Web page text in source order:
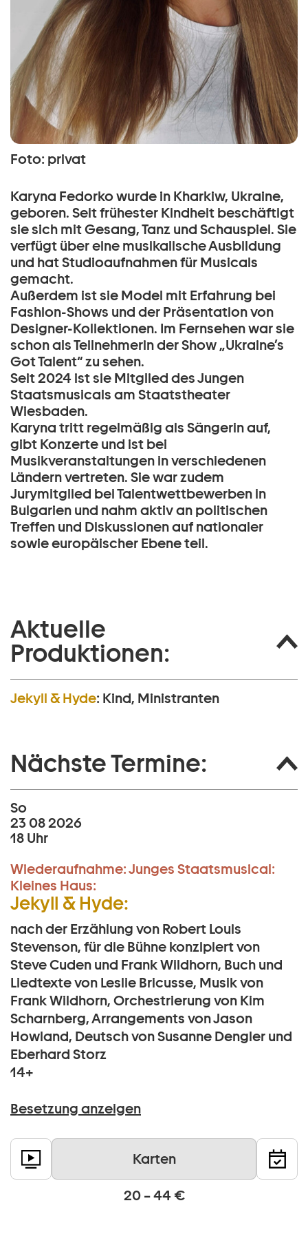
Foto: privat
Karyna Fedorko wurde in Kharkiw, Ukraine,
geboren. Seit frühester Kindheit beschäftigt
sie sich mit Gesang, Tanz und Schauspiel. Sie
verfügt über eine musikalische Ausbildung
und hat Studioaufnahmen für Musicals
gemacht.
Außerdem ist sie Model mit Erfahrung bei
Fashion-Shows und der Präsentation von
Designer-Kollektionen. Im Fernsehen war sie
schon als Teilnehmerin der Show „Ukraine’s
Got Talent“ zu sehen.
Seit 2024 ist sie Mitglied des Jungen
Staatsmusicals am Staatstheater
Wiesbaden.
Karyna tritt regelmäßig als Sängerin auf,
gibt Konzerte und ist bei
Musikveranstaltungen in verschiedenen
Ländern vertreten. Sie war zudem
Jurymitglied bei Talentwettbewerben in
Bulgarien und nahm aktiv an politischen
Treffen und Diskussionen auf nationaler
sowie europäischer Ebene teil.
Aktuelle
Produktionen:
Jekyll & Hyde: Kind, Ministranten
Nächste Termine:
So
23 08 2026
18 Uhr
Wiederaufnahme:Junges Staatsmusical:
Kleines Haus:
Jekyll & Hyde:
nach der Erzählung von Robert Louis
Stevenson, für die Bühne konzipiert von
Steve Cuden und Frank Wildhorn, Buch und
Liedtexte von Leslie Bricusse, Musik von
Frank Wildhorn, Orchestrierung von Kim
Scharnberg, Arrangements von Jason
Howland, Deutsch von Susanne Dengler und
Eberhard Storz
14+
Besetzung anzeigen
Karten
20 – 44 €